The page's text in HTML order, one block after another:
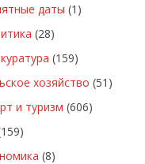
даты (1)
(28)
(159)
хозяйство (51)
и туризм (606)
(8)